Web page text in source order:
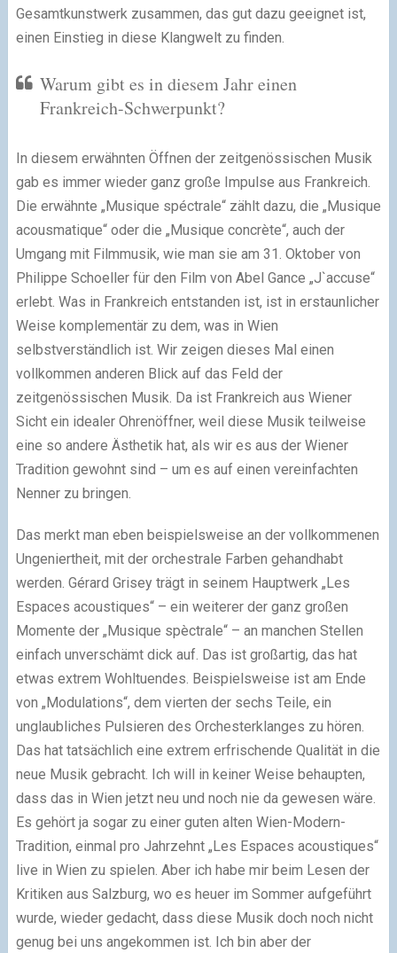
Gesamtkunstwerk zusammen, das gut dazu geeignet ist,
einen Einstieg in diese Klangwelt zu finden.
Warum gibt es in diesem Jahr einen
Frankreich-Schwerpunkt?
In diesem erwähnten Öffnen der zeitgenössischen Musik
gab es immer wieder ganz große Impulse aus Frankreich.
Die erwähnte „Musique spéctrale“ zählt dazu, die „Musique
acousmatique“ oder die „Musique concrète“, auch der
Umgang mit Filmmusik, wie man sie am 31. Oktober von
Philippe Schoeller für den Film von Abel Gance „J`accuse“
erlebt. Was in Frankreich entstanden ist, ist in erstaunlicher
Weise komplementär zu dem, was in Wien
selbstverständlich ist. Wir zeigen dieses Mal einen
vollkommen anderen Blick auf das Feld der
zeitgenössischen Musik. Da ist Frankreich aus Wiener
Sicht ein idealer Ohrenöffner, weil diese Musik teilweise
eine so andere Ästhetik hat, als wir es aus der Wiener
Tradition gewohnt sind – um es auf einen vereinfachten
Nenner zu bringen.
Das merkt man eben beispielsweise an der vollkommenen
Ungeniertheit, mit der orchestrale Farben gehandhabt
werden. Gérard Grisey trägt in seinem Hauptwerk „Les
Espaces acoustiques“ – ein weiterer der ganz großen
Momente der „Musique spèctrale“ – an manchen Stellen
einfach unverschämt dick auf. Das ist großartig, das hat
etwas extrem Wohltuendes. Beispielsweise ist am Ende
von „Modulations“, dem vierten der sechs Teile, ein
unglaubliches Pulsieren des Orchesterklanges zu hören.
Das hat tatsächlich eine extrem erfrischende Qualität in die
neue Musik gebracht. Ich will in keiner Weise behaupten,
dass das in Wien jetzt neu und noch nie da gewesen wäre.
Es gehört ja sogar zu einer guten alten Wien-Modern-
Tradition, einmal pro Jahrzehnt „Les Espaces acoustiques“
live in Wien zu spielen. Aber ich habe mir beim Lesen der
Kritiken aus Salzburg, wo es heuer im Sommer aufgeführt
wurde, wieder gedacht, dass diese Musik doch noch nicht
genug bei uns angekommen ist. Ich bin aber der